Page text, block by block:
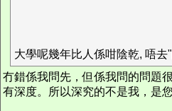
大學呢幾年比人係咁陰乾, 唔去
冇錯係我問先，但係我問的問題
有深度。所以深究的不是我，是您